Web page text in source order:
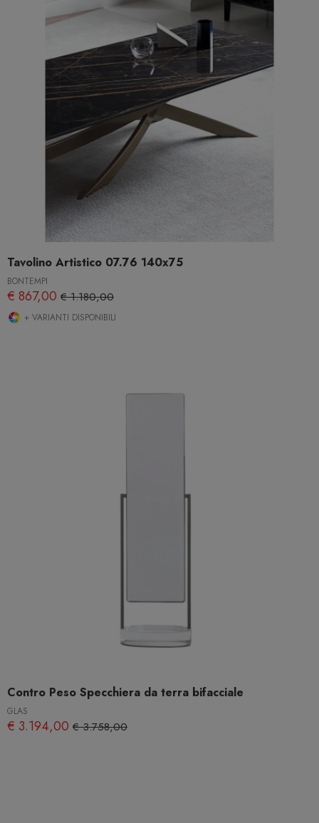
Tavolino Artistico 07.76 140x75
BONTEMPI
€ 867,00 € 1.180,00
+ VARIANTI DISPONIBILI
Contro Peso Specchiera da terra bifacciale
GLAS
€ 3.194,00 € 3.758,00